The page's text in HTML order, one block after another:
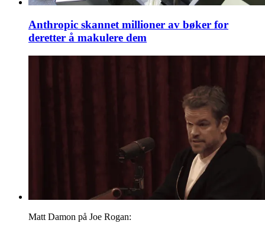
Anthropic skannet millioner av bøker for
deretter å makulere dem
Matt Damon på Joe Rogan: